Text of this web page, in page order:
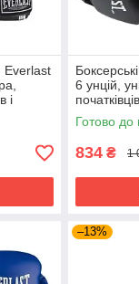
Everlast
і
0370-
6 унцій,
(EF-0370-
Готово до
834 ₴ 1
–13%